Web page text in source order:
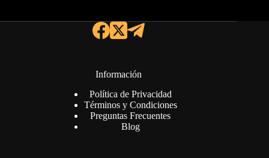
Información
Política de Privacidad
Términos y Condiciones
Preguntas Frecuentes
Blog